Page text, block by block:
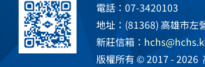
電話：07-3420103
地址：(81368) 高雄市左
新莊信箱：
版權所有 © 2017 - 2026